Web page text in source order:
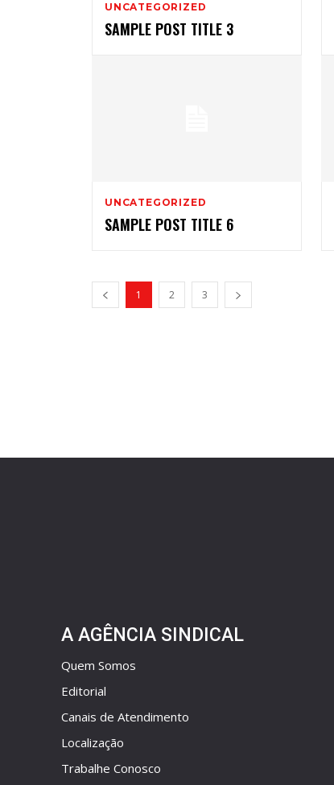
UNCATEGORIZED
SAMPLE POST TITLE 3
UNCATEGORIZED
SAMPLE POST TITLE 6
1 2 3
A AGÊNCIA SINDICAL
Quem Somos
Editorial
Canais de Atendimento
Localização
Trabalhe Conosco